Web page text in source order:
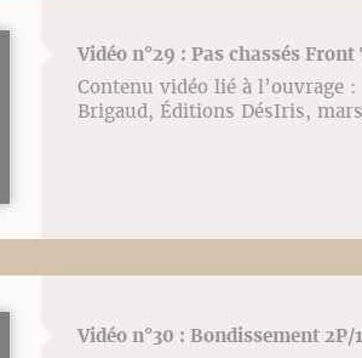
Vidéo n°29 : Pas chassés Front
Contenu vidéo lié à
Brigaud, Éditions DésIris,
Vidéo n°30 : Bondissement 2P/